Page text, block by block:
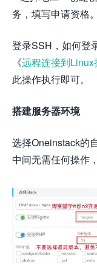
务，填写申请资格
登录SSH，如何登
《远程连接到
此操作执行即可。
搭建服务器环境
选择Oneinstack的
中间无需任何操作